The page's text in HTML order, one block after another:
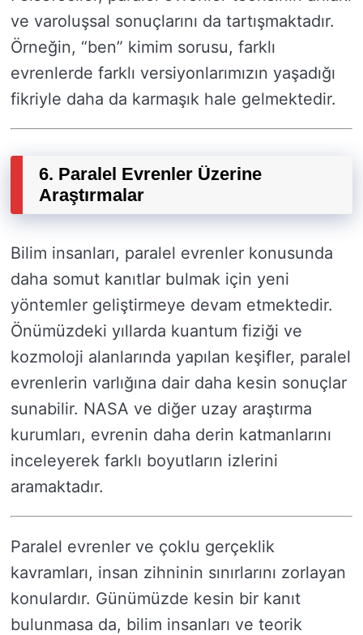
ve varoluşsal sonuçlarını da tartışmaktadır.
Örneğin, “ben” kimim sorusu, farklı
evrenlerde farklı versiyonlarımızın yaşadığı
fikriyle daha da karmaşık hale gelmektedir.
6. Paralel Evrenler Üzerine
Araştırmalar
Bilim insanları, paralel evrenler konusunda
daha somut kanıtlar bulmak için yeni
yöntemler geliştirmeye devam etmektedir.
Önümüzdeki yıllarda kuantum fiziği ve
kozmoloji alanlarında yapılan keşifler, paralel
evrenlerin varlığına dair daha kesin sonuçlar
sunabilir. NASA ve diğer uzay araştırma
kurumları, evrenin daha derin katmanlarını
inceleyerek farklı boyutların izlerini
aramaktadır.
Paralel evrenler ve çoklu gerçeklik
kavramları, insan zihninin sınırlarını zorlayan
konulardır. Günümüzde kesin bir kanıt
bulunmasa da, bilim insanları ve teorik